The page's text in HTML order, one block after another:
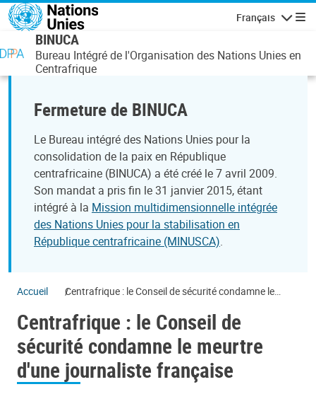
Aller au contenu principal
Français
BINUCA
Bureau Intégré de l'Organisation des Nations Unies en
Centrafrique
Fermeture de BINUCA
Le Bureau intégré des Nations Unies pour la
consolidation de la paix en République
centrafricaine (BINUCA) a été créé le 7 avril 2009.
Son mandat a pris fin le 31 janvier 2015, étant
intégré à la Mission multidimensionnelle intégrée
des Nations Unies pour la stabilisation en
République centrafricaine (MINUSCA).
Accueil
Centrafrique : le Conseil de sécurité condamne le
Centrafrique : le Conseil de
sécurité condamne le meurtre
d'une journaliste française